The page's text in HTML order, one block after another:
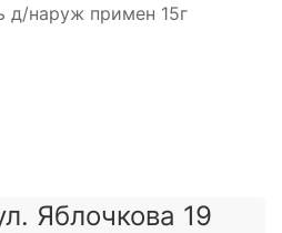
д/наруж примен 15г
Яблочкова 19